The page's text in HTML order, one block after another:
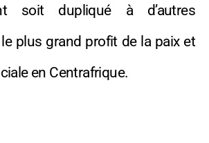
soit dupliqué à d’autres
plus grand profit de la paix et
en Centrafrique.